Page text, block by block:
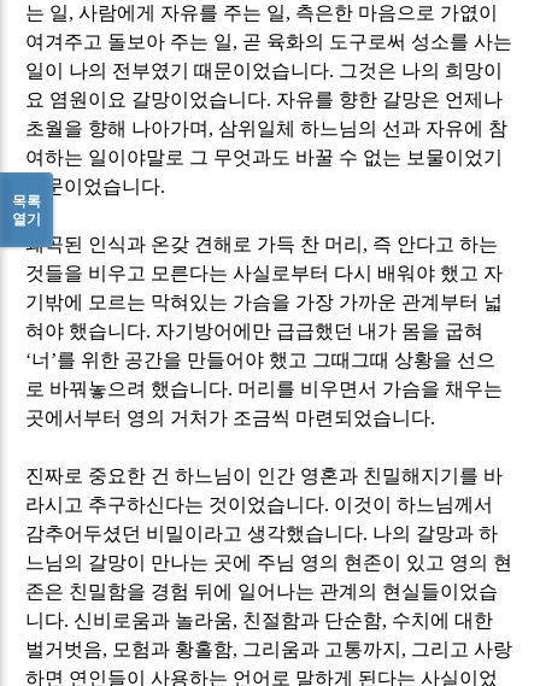
는 일,사람에게 자유를 주는 일, 측은한 마음으로 가엾이
여겨주고 돌보아 주는 일, 곧 육화의 도구로써 성소를 사는
일이 나의 전부였기 때문이었습니다. 그것은 나의 희망이
요 염원이요 갈망이었습니다. 자유를 향한 갈망은 언제나
초월을 향해 나아가며 ,삼위일체 하느님의 선과 자유에 참
여하는 일이야말로 그 무엇과도 바꿀 수 없는 보물이었기
때문이었습니다.
왜곡된 인식과 온갖 견해로 가득 찬 머리 , 즉 안다고 하는
것들을 비우고 모른다는 사실로부터 다시 배워야 했고 자
기밖에 모르는 막혀있는 가슴을 가장 가까운 관계부터 넓
혀야 했습니다. 자기방어에만 급급했던 내가 몸을 굽혀
‘너 ’를 위한 공간을 만들어야 했고 그때그때 상황을 선으
로 바꿔놓으려 했습니다. 머리를 비우면서 가슴을 채우는
곳에서부터 영의 거처가 조금씩 마련되었습니다.
진짜로 중요한 건 하느님이 인간 영혼과 친밀해지기를 바
라시고 추구하신다는 것이었습니다. 이것이 하느님께서
감추어두셨던 비밀이라고 생각했습니다. 나의 갈망과 하
느님의 갈망이 만나는 곳에 주님 영의 현존이 있고 영의 현
존은 친밀함을 경험 뒤에 일어나는 관계의 현실들이었습
니다. 신비로움과 놀라움, 친절함과 단순함, 수치에 대한
벌거벗음, 모험과 황홀함, 그리움과 고통까지 , 그리고 사랑
하면 연인들이 사용하는 언어로 말하게 된다는 사실이었
목록
열기